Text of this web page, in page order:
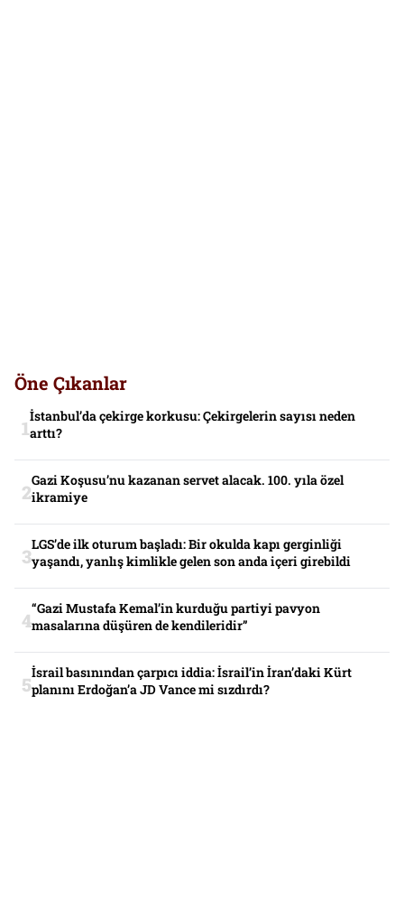
Öne Çıkanlar
İstanbul’da çekirge korkusu: Çekirgelerin sayısı neden
arttı?
Gazi Koşusu’nu kazanan servet alacak. 100. yıla özel
ikramiye
LGS’de ilk oturum başladı: Bir okulda kapı gerginliği
yaşandı, yanlış kimlikle gelen son anda içeri girebildi
“Gazi Mustafa Kemal’in kurduğu partiyi pavyon
masalarına düşüren de kendileridir”
İsrail basınından çarpıcı iddia: İsrail’in İran’daki Kürt
planını Erdoğan’a JD Vance mi sızdırdı?